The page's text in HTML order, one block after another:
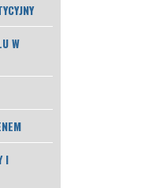
W
I